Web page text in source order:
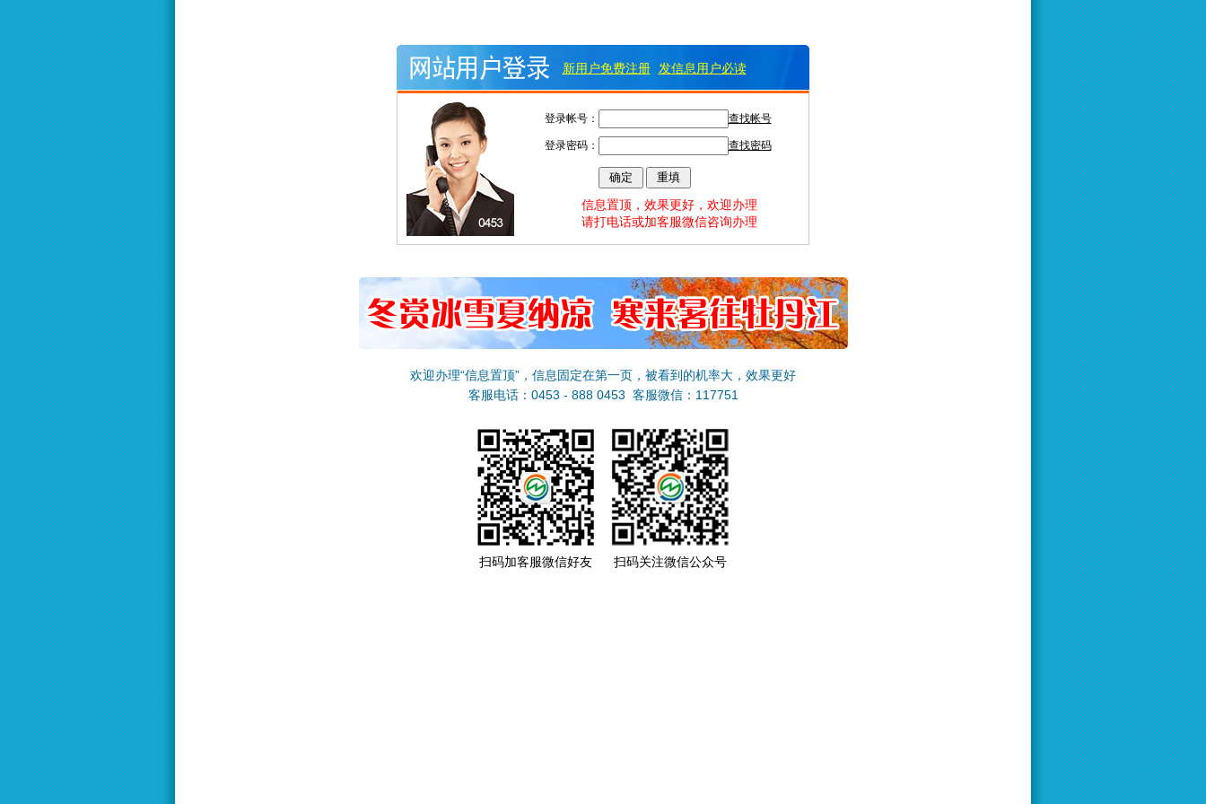
新用户免费注册 发信息用户必读
登录帐号： 查找帐号
登录密码： 查找密码
信息置顶，效果更好，欢迎办理
请打电话或加客服微信咨询办理
欢迎办理“信息置顶”，信息固定在第一页，被看到的机率大，效果更好
客服电话：0453 - 888 0453 客服微信：117751
扫码加客服微信好友 扫码关注微信公众号